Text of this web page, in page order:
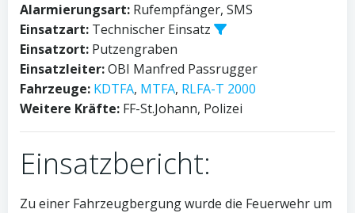
Alarmierungsart: Rufempfänger, SMS
Einsatzart: Technischer Einsatz
Einsatzort: Putzengraben
Einsatzleiter:OBI Manfred Passrugger
Fahrzeuge: KDTFA, MTFA, RLFA-T 2000
Weitere Kräfte: FF-St.Johann, Polizei
Einsatzbericht:
Zu einer Fahrzeugbergung wurde die Feuerwehr um